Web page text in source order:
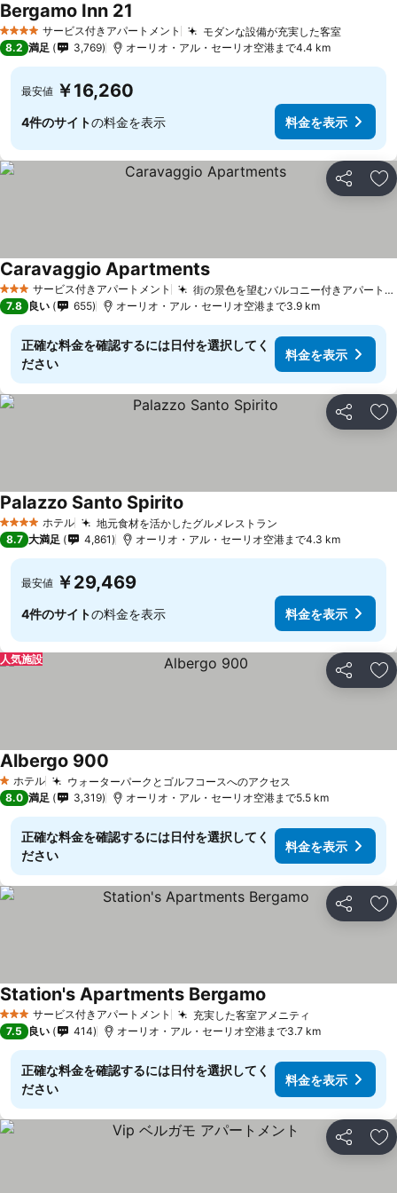
4 ホテルのランクサービス付きアパートメント モダンな設備が充実した客室
Bergamo Inn 21
8.2 満足 3,769 オーリオ・アル・セーリオ空港まで4.4 km
最安値 ￥16,260
4件のサイトの料金を表示 料金を表示
シェア お
3 ホテルのランク
サービス付きアパートメント 街の景色を望むバルコニー付きアパートメント
Caravaggio Apartments
7.8 良い 655 オーリオ・アル・セーリオ空港まで3.9 km
正確な料金を確認するには日付を選択してく
ださい
料金を表示
シェア お
4 ホテルのランク
ホテル 地元食材を活かしたグルメレストラン
Palazzo Santo Spirito
8.7 大満足 4,861 オーリオ・アル・セーリオ空港まで4.3 km
最安値 ￥29,469
4件のサイトの料金を表示 料金を表示
シェア お
人気施設
1 ホテルのランク
ホテル ウォーターパークとゴルフコースへのアクセス
Albergo 900
8.0 満足 3,319 オーリオ・アル・セーリオ空港まで5.5 km
正確な料金を確認するには日付を選択してく
ださい
料金を表示
シェア お
3 ホテルのランク
サービス付きアパートメント 充実した客室アメニティ
Station's Apartments Bergamo
7.5 良い 414 オーリオ・アル・セーリオ空港まで3.7 km
正確な料金を確認するには日付を選択してく
ださい
料金を表示
シェア お